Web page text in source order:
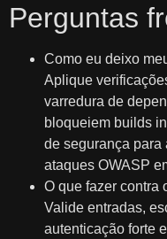
Perguntas
Como eu deixo
Aplique
varredura de
bloqueiem builds
de segurança para
ataques OWASP
O que fazer contra
Valide entradas,
autenticação forte